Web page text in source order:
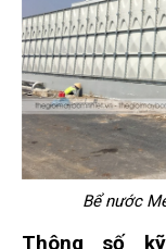
Bể nước
Thông số